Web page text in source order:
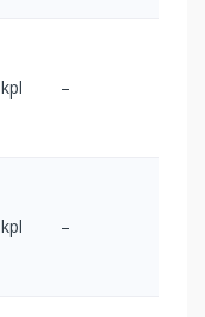
kpl –
kpl –